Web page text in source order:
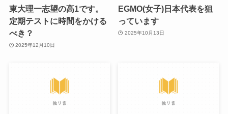
東大理一志望の高1です。
定期テストに時間をかける
べき？
2025年12月10日
EGMO(女子)日本代表を狙
っています
2025年10月13日